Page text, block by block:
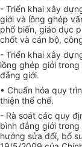
- Triển khai xây
giới và lồng ghép
phổ biến, giáo dục
chốt và cán bộ,
- Triển khai xây
lồng ghép giới
đẳng giới.
• Chuẩn hóa quy
thiện thể chế.
- Rà soát các quy
bình đẳng giới
hướng sửa đổi, bổ